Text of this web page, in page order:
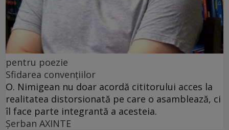
pentru poezie
Sfidarea convențiilor
O. Nimigean nu doar acordă cititorului acces la
realitatea distorsionată pe care o asamblează, ci
îl face parte integrantă a acesteia.
Şerban AXINTE